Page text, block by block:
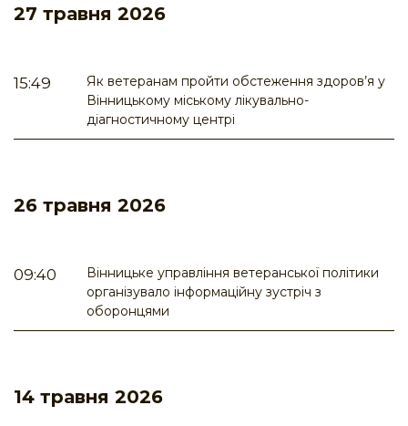
27 травня 2026
15:49
Як ветеранам пройти обстеження здоров’я у
Вінницькому міському лікувально-
діагностичному центрі
26 травня 2026
09:40
Вінницьке управління ветеранської політики
організувало інформаційну зустріч з
оборонцями
14 травня 2026